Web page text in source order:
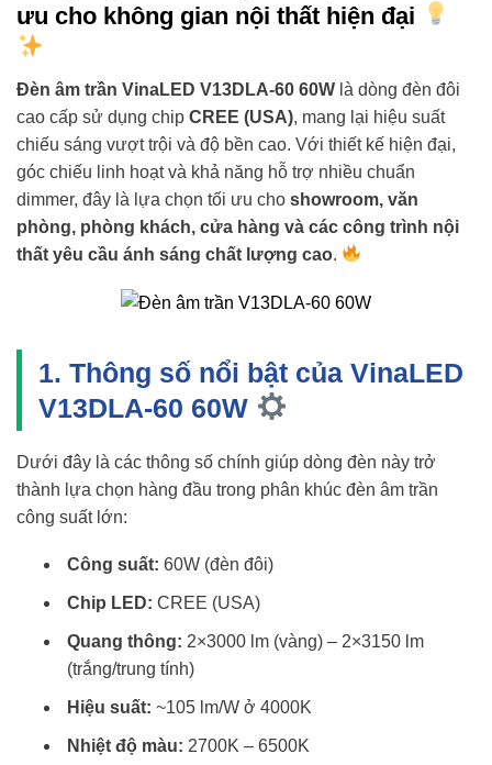
ưu cho không gian nội thất hiện đại
Đèn âm trần VinaLED V13DLA-60 60W là dòng đèn đôi
cao cấp sử dụng chip CREE (USA), mang lại hiệu suất
chiếu sáng vượt trội và độ bền cao. Với thiết kế hiện đại,
góc chiếu linh hoạt và khả năng hỗ trợ nhiều chuẩn
dimmer, đây là lựa chọn tối ưu cho showroom, văn
phòng, phòng khách, cửa hàng và các công trình nội
thất yêu cầu ánh sáng chất lượng cao.
1. Thông số nổi bật của VinaLED
V13DLA-60 60W
Dưới đây là các thông số chính giúp dòng đèn này trở
thành lựa chọn hàng đầu trong phân khúc đèn âm trần
công suất lớn:
Công suất: 60W (đèn đôi)
Chip LED: CREE (USA)
Quang thông: 2×3000 lm (vàng) – 2×3150 lm
(trắng/trung tính)
Hiệu suất: ~105 lm/W ở 4000K
Nhiệt độ màu: 2700K – 6500K